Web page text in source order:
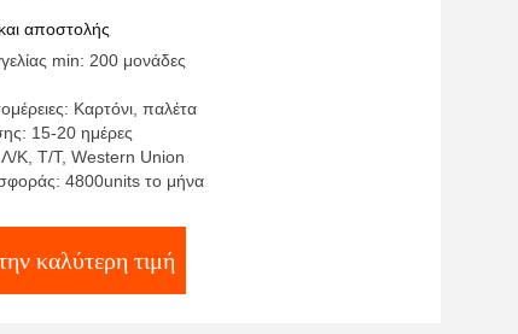
αποστολής
min: 200 μονάδες
Καρτόνι, παλέτα
15-20 ημέρες
Κ, Τ/Τ, Western Union
4800units το μήνα
καλύτερη τιμή